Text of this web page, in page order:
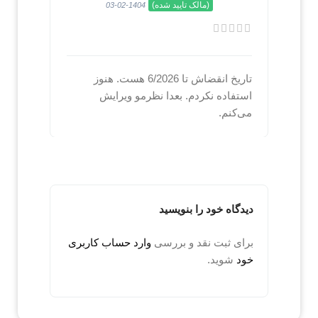
(مالک تایید شده) 1404-02-03
تاریخ انقضاش تا 6/2026 هست. هنوز
استفاده نکردم. بعدا نظرمو ویرایش
می‌کنم.
دیدگاه خود را بنویسید
برای ثبت نقد و بررسی وارد حساب کاربری
خود شوید.